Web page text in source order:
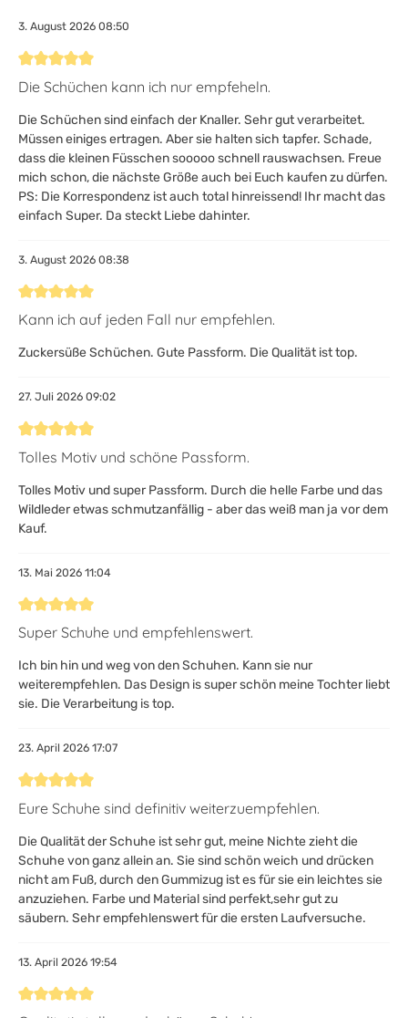
3. August 2026 08:50
Bewertung mit 5 von 5 Sternen
Die Schüchen kann ich nur empfeheln.
Die Schüchen sind einfach der Knaller. Sehr gut verarbeitet.
Müssen einiges ertragen. Aber sie halten sich tapfer. Schade,
dass die kleinen Füsschen sooooo schnell rauswachsen. Freue
mich schon, die nächste Größe auch bei Euch kaufen zu dürfen.
PS: Die Korrespondenz ist auch total hinreissend! Ihr macht das
einfach Super. Da steckt Liebe dahinter.
3. August 2026 08:38
Bewertung mit 5 von 5 Sternen
Kann ich auf jeden Fall nur empfehlen.
Zuckersüße Schüchen. Gute Passform. Die Qualität ist top.
27. Juli 2026 09:02
Bewertung mit 5 von 5 Sternen
Tolles Motiv und schöne Passform.
Tolles Motiv und super Passform. Durch die helle Farbe und das
Wildleder etwas schmutzanfällig - aber das weiß man ja vor dem
Kauf.
13. Mai 2026 11:04
Bewertung mit 5 von 5 Sternen
Super Schuhe und empfehlenswert.
Ich bin hin und weg von den Schuhen. Kann sie nur
weiterempfehlen. Das Design is super schön meine Tochter liebt
sie. Die Verarbeitung is top.
23. April 2026 17:07
Bewertung mit 5 von 5 Sternen
Eure Schuhe sind definitiv weiterzuempfehlen.
Die Qualität der Schuhe ist sehr gut, meine Nichte zieht die
Schuhe von ganz allein an. Sie sind schön weich und drücken
nicht am Fuß, durch den Gummizug ist es für sie ein leichtes sie
anzuziehen. Farbe und Material sind perfekt,sehr gut zu
säubern. Sehr empfehlenswert für die ersten Laufversuche.
13. April 2026 19:54
Bewertung mit 5 von 5 Sternen